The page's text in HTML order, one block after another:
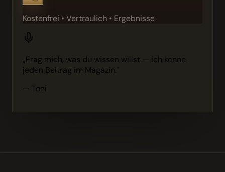
Kostenfrei • Vertraulich • Ergebnisse
„Frag mich, was du wissen willst — ich kenne
jeden Beitrag im Magazin."
— Toni